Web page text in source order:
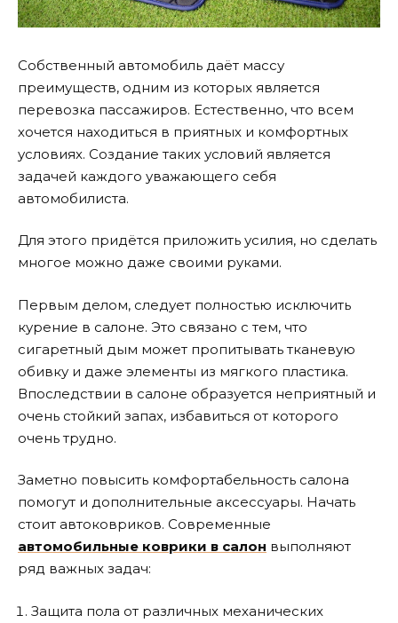
Собственный автомобиль даёт массу
преимуществ, одним из которых является
перевозка пассажиров. Естественно, что всем
хочется находиться в приятных и комфортных
условиях. Создание таких условий является
задачей каждого уважающего себя
автомобилиста.
Для этого придётся приложить усилия, но сделать
многое можно даже своими руками.
Первым делом, следует полностью исключить
курение в салоне. Это связано с тем, что
сигаретный дым может пропитывать тканевую
обивку и даже элементы из мягкого пластика.
Впоследствии в салоне образуется неприятный и
очень стойкий запах, избавиться от которого
очень трудно.
Заметно повысить комфортабельность салона
помогут и дополнительные аксессуары. Начать
стоит автоковриков. Современные
автомобильные коврики в салон выполняют
ряд важных задач:
Защита пола от различных механических